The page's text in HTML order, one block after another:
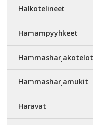
Halkotelineet
Hamampyyhkeet
Hammasharjakotelot
Hammasharjamukit
Haravat